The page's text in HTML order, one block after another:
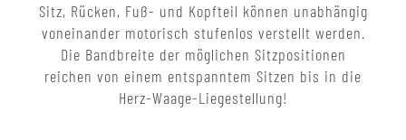
Sitz, Rücken, Fuß- und Kopfteil können unabhängig
voneinander motorisch stufenlos verstellt werden.
Die Bandbreite der möglichen Sitzpositionen
reichen von einem entspanntem Sitzen bis in die
Herz-Waage-Liegestellung!